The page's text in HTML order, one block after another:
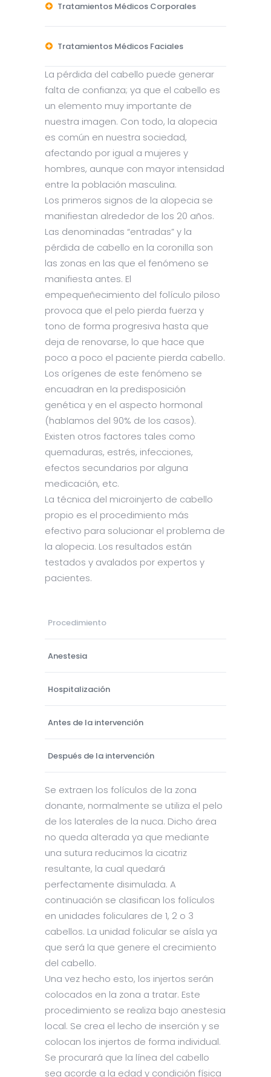
Tratamientos Médicos Corporales
Tratamientos Médicos Faciales
La pérdida del cabello puede generar
falta de confianza; ya que el cabello es
un elemento muy importante de
nuestra imagen. Con todo, la alopecia
es común en nuestra sociedad,
afectando por igual a mujeres y
hombres, aunque con mayor intensidad
entre la población masculina.
Los primeros signos de la alopecia se
manifiestan alrededor de los 20 años.
Las denominadas “entradas” y la
pérdida de cabello en la coronilla son
las zonas en las que el fenómeno se
manifiesta antes. El
empequeñecimiento del folículo piloso
provoca que el pelo pierda fuerza y
tono de forma progresiva hasta que
deja de renovarse, lo que hace que
poco a poco el paciente pierda cabello.
Los orígenes de este fenómeno se
encuadran en la predisposición
genética y en el aspecto hormonal
(hablamos del 90% de los casos).
Existen otros factores tales como
quemaduras, estrés, infecciones,
efectos secundarios por alguna
medicación, etc.
La técnica del microinjerto de cabello
propio es el procedimiento más
efectivo para solucionar el problema de
la alopecia. Los resultados están
testados y avalados por expertos y
pacientes.
Procedimiento
Anestesia
Hospitalización
Antes de la intervención
Después de la intervención
Se extraen los folículos de la zona
donante, normalmente se utiliza el pelo
de los laterales de la nuca. Dicho área
no queda alterada ya que mediante
una sutura reducimos la cicatriz
resultante, la cual quedará
perfectamente disimulada. A
continuación se clasifican los folículos
en unidades foliculares de 1, 2 o 3
cabellos. La unidad folicular se aísla ya
que será la que genere el crecimiento
del cabello.
Una vez hecho esto, los injertos serán
colocados en la zona a tratar. Este
procedimiento se realiza bajo anestesia
local. Se crea el lecho de inserción y se
colocan los injertos de forma individual.
Se procurará que la línea del cabello
sea acorde a la edad y condición física